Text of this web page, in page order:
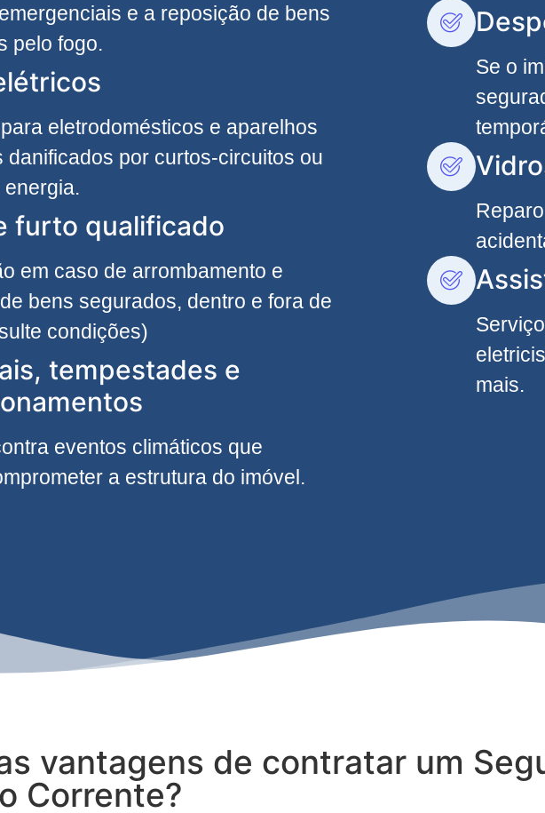
e a reposição de bens
pelo fogo.
eletrodomésticos e aparelhos
danificados por curtos-circuitos ou
furto qualificado
em caso de arrombamento e
bens segurados, dentro e fora de
condições)
tempestades e
eventos climáticos que
a estrutura do imóvel.
Se o
mais.
vantagens de contratar um
Corrente?